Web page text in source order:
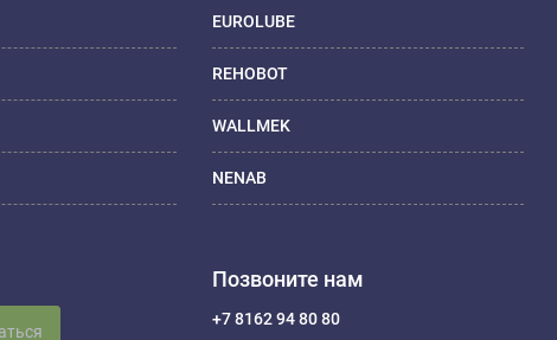
EUROLUBE
REHOBOT
WALLMEK
NENAB
Позвоните нам
+7 8162 94 80 80